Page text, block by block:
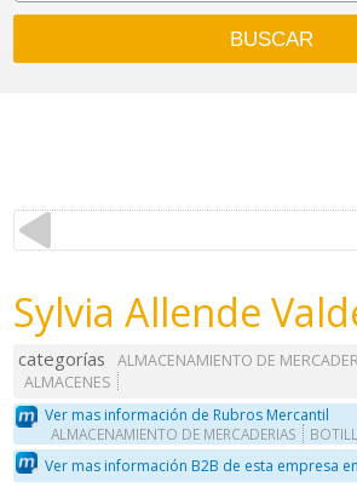
Sylvia Allende
categorías ALMACENAMIENTO DE
ALMACENES
Ver mas información de Rubros Mercantil
ALMACENAMIENTO DE MERCADERIAS
Ver mas información B2B de esta empresa